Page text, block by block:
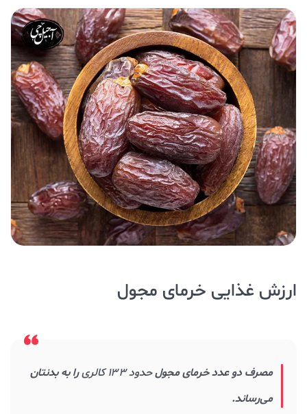
ارزش غذایی خرمای مجول
مصرف دو عدد خرمای مجولحدود ۱۳۳ کالری
را به بدنتان
می‌رساند.